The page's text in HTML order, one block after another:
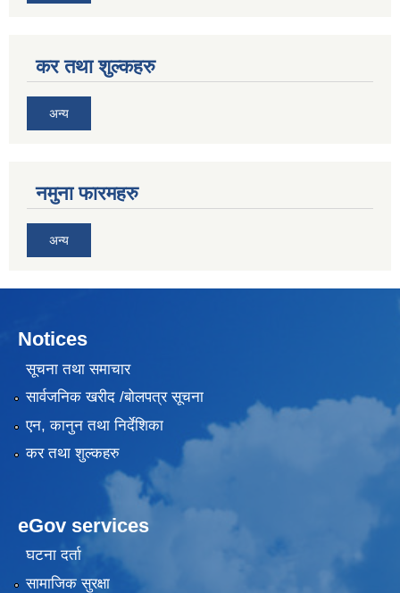
कर तथा शुल्कहरु
अन्य
नमुना फारमहरु
अन्य
Notices
सूचना तथा समाचार
सार्वजनिक खरीद /बोलपत्र सूचना
एन, कानुन तथा निर्देशिका
कर तथा शुल्कहरु
eGov services
घटना दर्ता
सामाजिक सुरक्षा